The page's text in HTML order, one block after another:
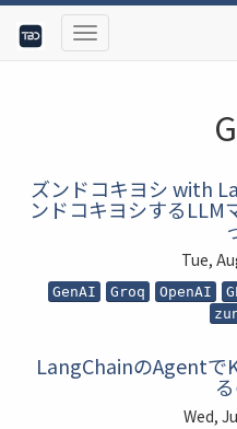
ズンドコキヨシ with
ンドコキヨシするLLM
Tue,
GenAI Groq OpenAI
LangChainのAgent
Wed,